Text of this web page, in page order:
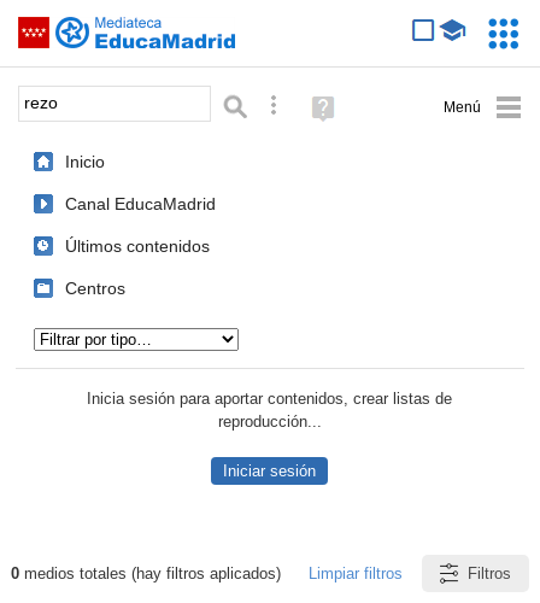
Saltar navegación
Palabra o frase: Búsqueda avanzada
Ayuda
(en
Inicio
Canal EducaMadrid
Últimos contenidos
Centros
Inicia sesión para aportar contenidos, crear listas de
reproducción...
Iniciar sesión
Resultados de: rezo
0medios totales (hay filtros aplicados) Limpiar filtros Filtros